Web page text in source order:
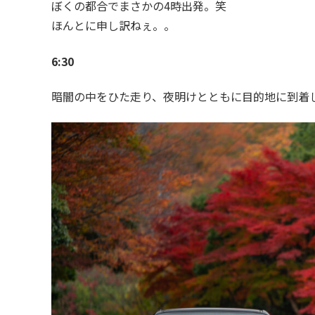
ぼくの都合でまさかの4時出発。笑
ほんとに申し訳ねぇ。。
6:30
暗闇の中をひた走り、夜明けとともに目的地に到着